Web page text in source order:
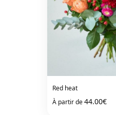
Red heat
À partir de44.00€